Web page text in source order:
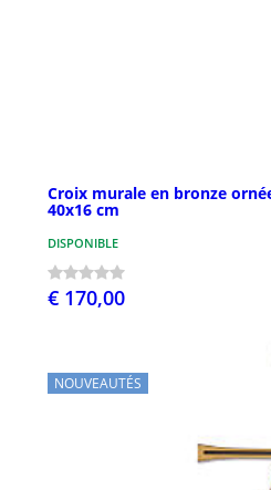
Croix murale en bronze
40x16 cm
DISPONIBLE
€ 170,00
NOUVEAUTÉS